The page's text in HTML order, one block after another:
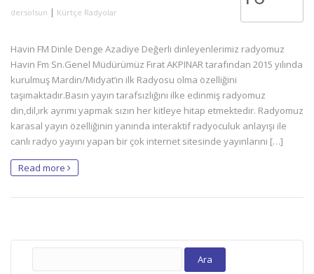
dersolsun | Kürtçe Radyolar
Havin FM Dinle Denge Azadiye Değerli dinleyenlerimiz radyomuz
Havin Fm Sn.Genel Müdürümüz Fırat AKPINAR tarafından 2015 yılında
kurulmuş Mardin/Midyat’ın ilk Radyosu olma özelliğini
taşımaktadır.Basın yayın tarafsızlığını ilke edinmiş radyomuz
din,dil,ırk ayrımı yapmak sızın her kitleye hitap etmektedir. Radyomuz
karasal yayın özelliğinin yanında interaktif radyoculuk anlayışı ile
canlı radyo yayını yapan bir çok internet sitesinde yayınlarını […]
Read more
Arama: